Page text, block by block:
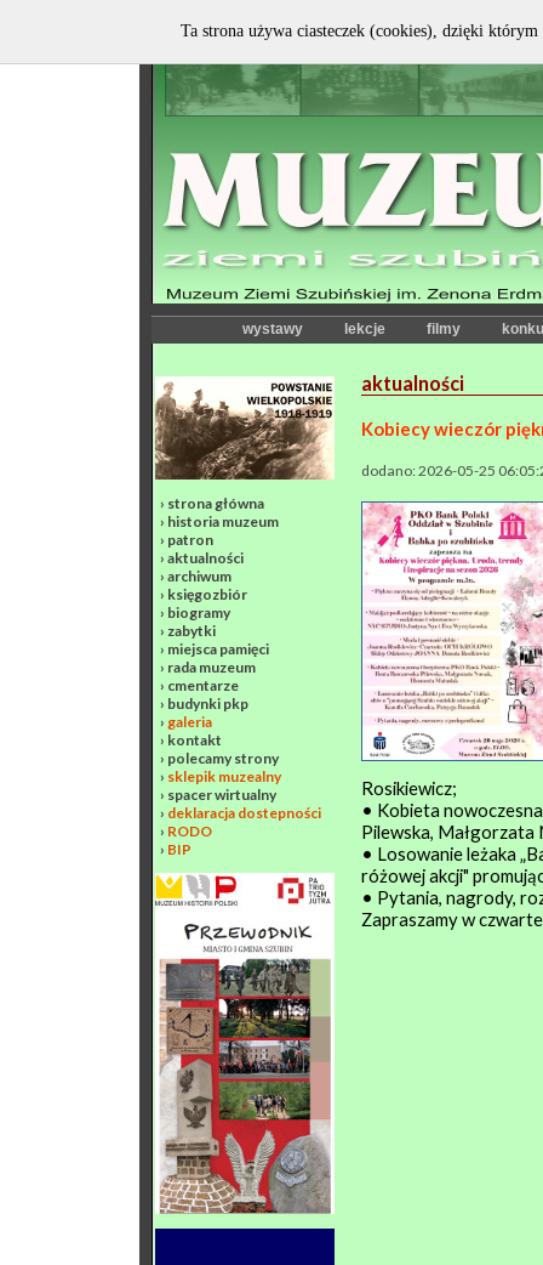
wystawy lekcje filmy
› strona główna
› historia muzeum
› patron
› aktualności
› archiwum
› księgozbiór
› biogramy
› zabytki
› miejsca pamięci
› rada muzeum
› cmentarze
› budynki pkp
› galeria
› kontakt
› polecamy strony
› sklepik muzealny
› spacer wirtualny
› deklaracja dostepności
› RODO
› BIP
aktualności
Kobiecy wieczór
dodano: 2026-05-25
Rosikiewicz;
• Kobieta
Pilewska,
• Losowanie leżaka
różowej akcji"
• Pytania, nagrody,
Zapraszamy w
Ta strona używa ciasteczek (cookies), dzięki